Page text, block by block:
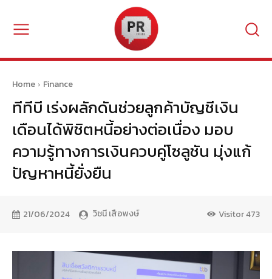
Home Finance
ทีทีบี เร่งผลักดันช่วยลูกค้าบัญชีเงิน
เดือนได้พิชิตหนี้อย่างต่อเนื่อง มอบ
ความรู้ทางการเงินควบคู่โซลูชัน มุ่งแก้
ปัญหาหนี้ยั่งยืน
21/06/2024 วิชนี เสือพงษ์ Visitor473